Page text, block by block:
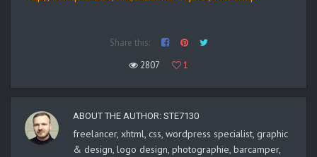
Share this:
2807
1
ABOUT THE AUTHOR: STE7130
freelancer, xhtml, css, wordpress specialist, graphic
& design, logo design, photographie, barcamper,